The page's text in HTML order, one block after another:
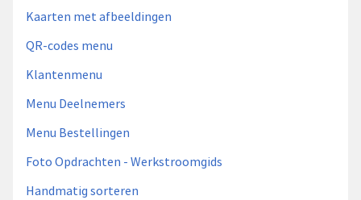
Kaarten met afbeeldingen
QR-codes menu
Klantenmenu
Menu Deelnemers
Menu Bestellingen
Foto Opdrachten - Werkstroomgids
Handmatig sorteren